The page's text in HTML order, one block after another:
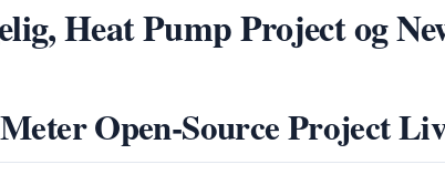
Heat Pump Project og
Open-Source Project